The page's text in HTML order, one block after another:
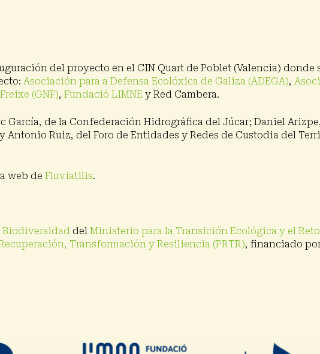
del proyecto en el CIN Quart de Poblet (Valencia) donde
Asociación para a Defensa Ecolóxica de Galiza (ADEGA),
(GNF), Fundació LIMNE y Red Cambera.
García, de la Confederación Hidrográfica del Júcar; Daniel
Ruiz, del Foro de Entidades y Redes de Custodia del
web de Fluviatilis.
Biodiversidad del Ministerio para la Transición Ecológica y el Reto
Transformación y Resiliencia (PRTR), financiado